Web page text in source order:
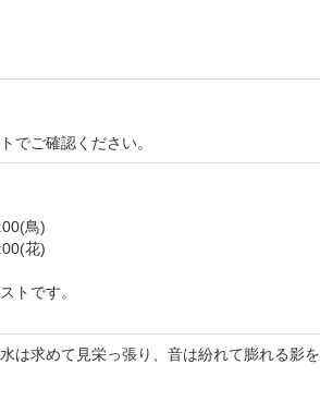
でご確認ください。
鳥)
花)
トです。
は求めて見栄っ張り、音は紛れて膨れる影